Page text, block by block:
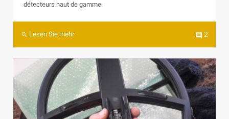
détecteurs haut de gamme.
search Lesen Sie mehr comment 2